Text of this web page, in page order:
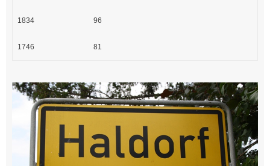
1834 96
1746 81